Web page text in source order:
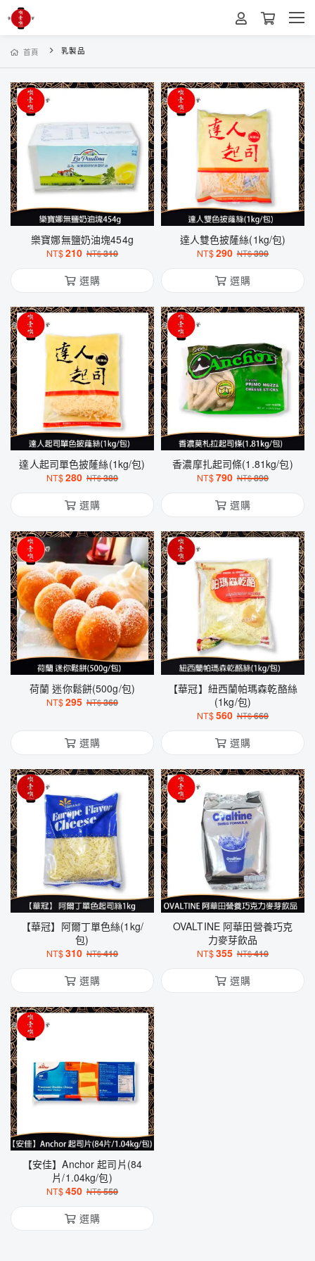
首頁 乳製品
樂寶娜無鹽奶油塊454g
NT$210 NT$310
選購
達人雙色披蕯絲(1kg/包)
NT$290 NT$390
選購
達人起司單色披蕯絲(1kg/包)
NT$280 NT$380
選購
香濃摩扎起司條(1.81kg/包)
NT$790 NT$890
選購
荷蘭 迷你鬆餅(500g/包)
NT$295 NT$360
選購
【華冠】紐西蘭帕瑪森乾酪絲
(1kg/包)
NT$560 NT$660
選購
【華冠】阿爾丁單色絲(1kg/
包)
NT$310 NT$410
選購
OVALTINE 阿華田營養巧克
力麥芽飲品
NT$355 NT$410
選購
【安佳】Anchor 起司片(84
片/1.04kg/包)
NT$450 NT$550
選購